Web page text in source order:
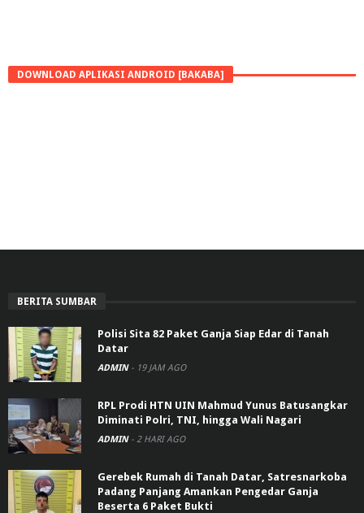
DOWNLOAD APLIKASI ANDROID [BAKABA]
BERITA SUMBAR
Polisi Sita 82 Paket Ganja Siap Edar di Tanah
Datar
ADMIN - 19 JAM AGO
RPL Prodi HTN UIN Mahmud Yunus Batusangkar
Diminati Polri, TNI, hingga Wali Nagari
ADMIN - 2 HARI AGO
Gerebek Rumah di Tanah Datar, Satresnarkoba
Padang Panjang Amankan Pengedar Ganja
Beserta 6 Paket Bukti